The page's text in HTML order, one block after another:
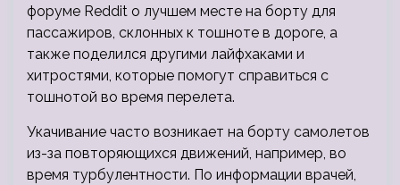
форуме Reddit о лучшем месте на борту для
пассажиров, склонных к тошноте в дороге, а
также поделился другими лайфхаками и
хитростями, которые помогут справиться с
тошнотой во время перелета.
Укачивание часто возникает на борту самолетов
из-за повторяющихся движений, например, во
время турбулентности. По информации врачей,